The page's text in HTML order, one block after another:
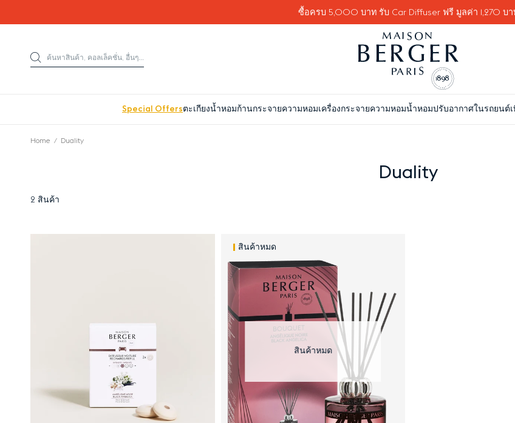
ซื้อครบ 5,000 บาท รับ Car Diffuser ฟรี มูลค่า 1,270 บา
ค้นหาสินค้า
ค้นหาสินค้า, คอลเล็คชั่น, อื่นๆ...
Special Offersตะเกียงน้ำหอมก้านกระจายความหอมเครื่องกระจายความหอมน้ำหอมปรับอากาศในรถยนต์
Home Duality
Duality
2 สินค้า
สินค้าหมด